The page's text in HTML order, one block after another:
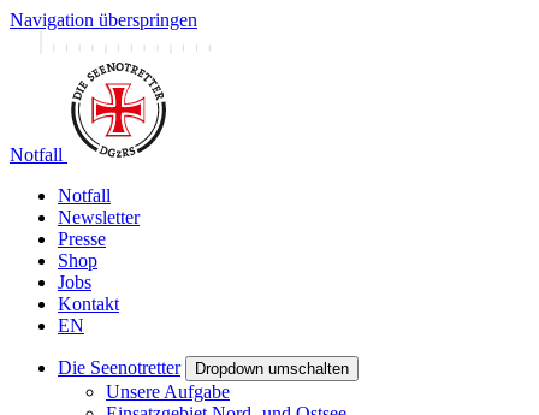
Navigation überspringen
Notfall
Notfall
Newsletter
Presse
Shop
Jobs
Kontakt
EN
Die Seenotretter Dropdown umschalten
Unsere Aufgabe